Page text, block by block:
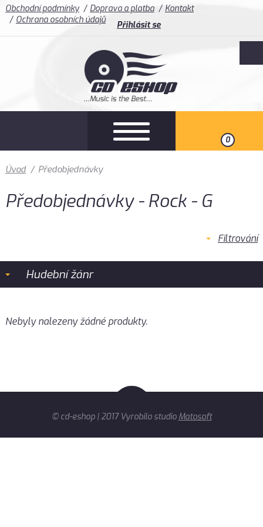
Obchodní podmínky Doprava a platba
Kontakt
Ochrana osobních údajů
Přihlásit se
0
Úvod / Předobjednávky
Předobjednávky - Rock - G
Filtrování
Hudební žánr
Nebyly nalezeny žádné produkty.
© cd-eshop | 2017 Vyrobilo studio Matosoft